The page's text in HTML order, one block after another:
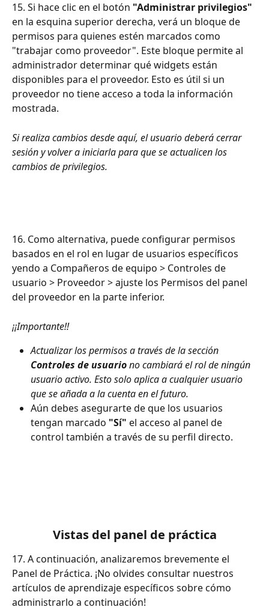
15. Si hace clic en el botón "Administrar privilegios"
en la esquina superior derecha, verá un bloque de
permisos para quienes estén marcados como
"trabajar como proveedor". Este bloque permite al
administrador determinar qué widgets están
disponibles para el proveedor. Esto es útil si un
proveedor no tiene acceso a toda la información
mostrada.
Si realiza cambios desde aquí, el usuario deberá cerrar
sesión y volver a iniciarla para que se actualicen los
cambios de privilegios.
16. Como alternativa, puede configurar permisos
basados ​​en el rol en lugar de usuarios específicos
yendo a Compañeros de equipo > Controles de
usuario > Proveedor > ajuste los Permisos del panel
del proveedor en la parte inferior.
¡¡Importante!!
Actualizar los permisos a través de la sección
Controles de usuario no cambiará el rol de ningún
usuario activo. Esto solo aplica a cualquier usuario
que se añada a la cuenta en el futuro.
Aún debes asegurarte de que los usuarios
tengan marcado "Sí" el acceso al panel de
control también a través de su perfil directo.
Vistas del panel de práctica
17. A continuación, analizaremos brevemente el
Panel de Práctica. ¡No olvides consultar nuestros
artículos de aprendizaje específicos sobre cómo
administrarlo a continuación!